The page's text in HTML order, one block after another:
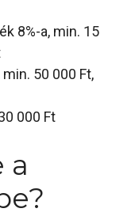
8%-a, min. 15
50 000 Ft,
000 Ft
a